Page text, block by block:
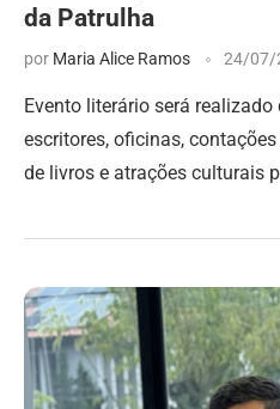
da Patrulha
por Maria Alice Ramos 24/07/
Evento literário será
escritores, oficinas,
de livros e atrações culturais